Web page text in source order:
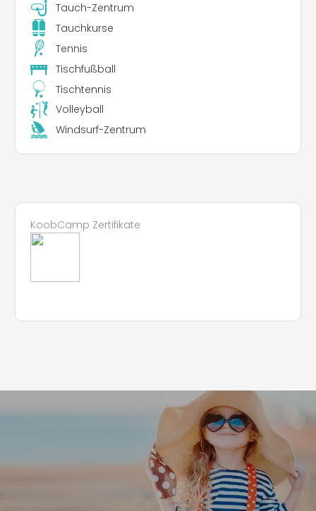
Tauch-Zentrum
Tauchkurse
Tennis
Tischfußball
Tischtennis
Volleyball
Windsurf-Zentrum
KoobCamp Zertifikate